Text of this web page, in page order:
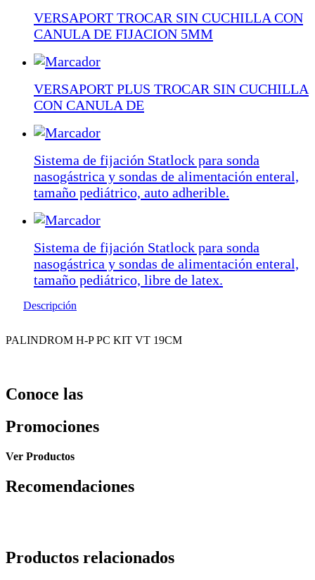
VERSAPORT TROCAR SIN CUCHILLA CON
CANULA DE FIJACION 5MM
VERSAPORT PLUS TROCAR SIN CUCHILLA
CON CANULA DE
Sistema de fijación Statlock para sonda
nasogástrica y sondas de alimentación enteral,
tamaño pediátrico, auto adherible.
Sistema de fijación Statlock para sonda
nasogástrica y sondas de alimentación enteral,
tamaño pediátrico, libre de latex.
Descripción
PALINDROM H-P PC KIT VT 19CM
Conoce las
Promociones
Ver Productos
Recomendaciones
Productos relacionados